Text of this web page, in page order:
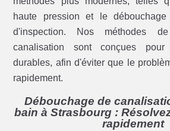
haute pression et le
d'inspection. Nos méthodes
canalisation sont conçues
durables, afin d'éviter que le
rapidement.
Débouchage de
bain à Strasbourg :
rapidement